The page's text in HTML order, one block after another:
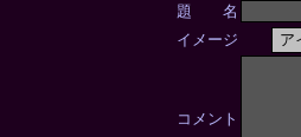
題 名
イメージ
コメント